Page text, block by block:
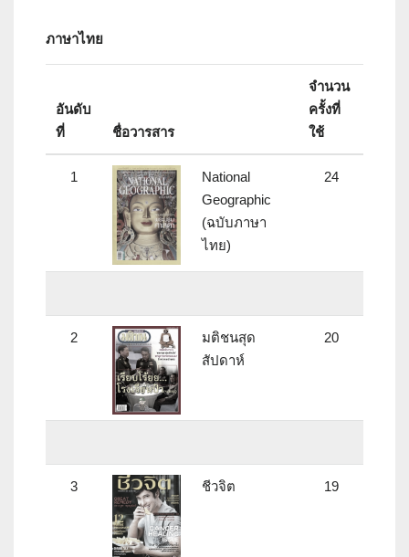
ภาษาไทย
อันดับ
ที่
ชื่อวารสาร
จำนวน
ครั้งที่
ใช้
1
National
Geographic
(ฉบับภาษา
ไทย)
24
2
มติชนสุด
สัปดาห์
20
3 ชีวจิต 19